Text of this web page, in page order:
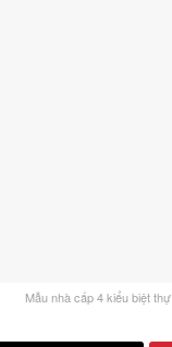
Mẫu nhà cấp 4 kiểu biệt